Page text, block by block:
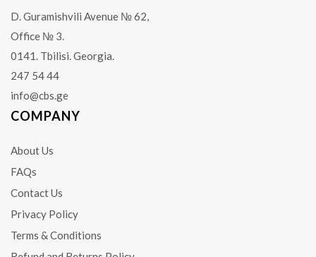
D. Guramishvili Avenue № 62,
Office № 3.
0141. Tbilisi. Georgia.
247 54 44
info@cbs.ge
COMPANY
About Us
FAQs
Contact Us
Privacy Policy
Terms & Conditions